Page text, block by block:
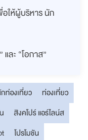
ให้ผู้บริหาร นัก
ละ “โอกาส”
ท่องเที่ยว
ท่องเที่ยว
สิงคโปร์ แอร์ไลน์ส
โปรโมชัน